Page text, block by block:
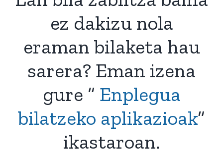
ez dakizu nola
eraman bilaketa hau
sarera? Eman izena
gure “ Enplegua
bilatzeko aplikazioak”
ikastaroan.